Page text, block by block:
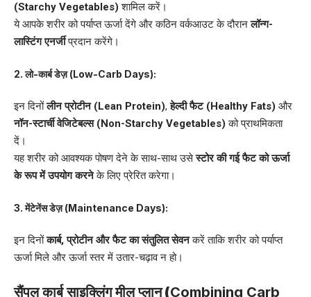
(Starchy Vegetables) शामिल करें।
ये आपके शरीर को पर्याप्त ऊर्जा देंगे और कठिन वर्कआउट के दौरानलॉन्ग-
लास्टिंग एनर्जीप्रदान करेंगे।
2.लो-कार्ब डेज़ (Low-Carb Days):
इन दिनोंलीन प्रोटीन (Lean Protein),हेल्दी फैट (Healthy Fats) और
नॉन-स्टार्ची वेजिटेबल्स (Non-Starchy Vegetables) को प्राथमिकता
दें।
यह शरीर को आवश्यक पोषण देने के साथ-साथ उसेस्टोर की गई फैट को ऊर्जा
के रूप में उपयोग करनेके लिए प्रेरित करेगा।
3.मेंटेनेंस डेज़ (Maintenance Days):
इन दिनोंकार्ब,प्रोटीन और फैट का संतुलित सेवनकरें ताकि शरीर को पर्याप्त
ऊर्जा मिले और ऊर्जा स्तर में उतार-चढ़ाव न हो।
सैंपल कार्ब साइक्लिंग मील प्लान(Combining Carb